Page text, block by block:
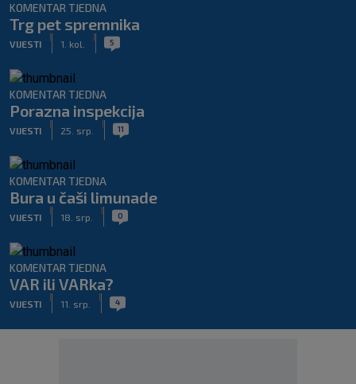
KOMENTAR TJEDNA
Trg pet spremnika
VIJESTI 1. kol. 5
KOMENTAR TJEDNA
Porazna inspekcija
VIJESTI 25. srp. 11
KOMENTAR TJEDNA
Bura u čaši limunade
VIJESTI 18. srp. 0
KOMENTAR TJEDNA
VAR ili VARka?
VIJESTI 11. srp. 4